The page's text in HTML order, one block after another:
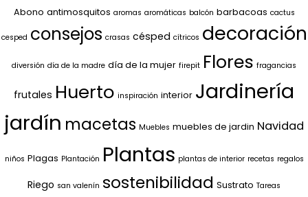
Abono antimosquitos aromas aromáticas balcón barbacoas cactus
cesped consejos crasas césped cítricos decoración
diversión día de la madre día de la mujer firepit Flores fragancias
frutales Huerto inspiración interior Jardinería
jardín macetas Muebles muebles de jardin Navidad
niños Plagas Plantación Plantas plantas de interior recetas regalos
Riego san valenín sostenibilidad Sustrato Tareas